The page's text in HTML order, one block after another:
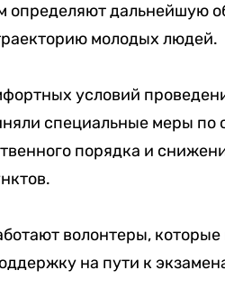
определяют дальнейшую
молодых людей.
условий
специальные меры по
порядка и
волонтеры,
на пути к